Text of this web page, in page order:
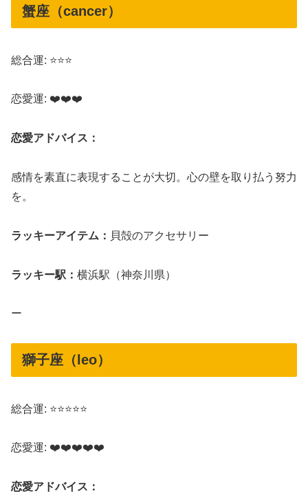
蟹座（cancer）
総合運: ⭐⭐⭐
恋愛運: ❤️❤️❤️
恋愛アドバイス：
感情を素直に表現することが大切。心の壁を取り払う努力
を。
ラッキーアイテム： 貝殻のアクセサリー
ラッキー駅： 横浜駅（神奈川県）
ー
獅子座（leo）
総合運: ⭐⭐⭐⭐⭐
恋愛運: ❤️❤️❤️❤️❤️
恋愛アドバイス：